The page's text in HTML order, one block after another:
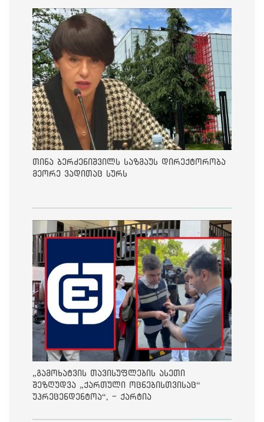
თინა ბერძენიშვილს საზმაუს დირექტორობა
მეორე ვადითაც სურს
„გამოხატვის თავისუფლების ასეთი
შეზღუდვა „ქართული ოცნებისთვისაც“
უპრეცენდენტოა“, - ქარტია